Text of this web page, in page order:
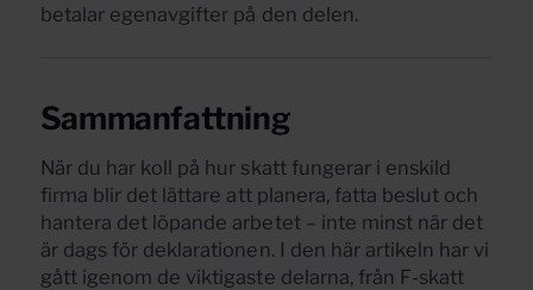
betalar egenavgifter på den delen.
Sammanfattning
När du har koll på hur skatt fungerar i enskild
firma blir det lättare att planera, fatta beslut och
hantera det löpande arbetet – inte minst när det
är dags för deklarationen. I den här artikeln har vi
gått igenom de viktigaste delarna, från F-skatt